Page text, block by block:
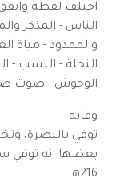
اختلف لفظه
الناس - المذكر
والممدود - مياة
النحلة - النسب -
الوحوش - صوت
وفاته
توفي بالبصرة،
216هـ